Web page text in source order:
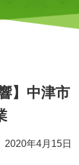
】中津市
2020年4月15日